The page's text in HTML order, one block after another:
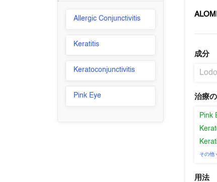
Allergic Conjunctivitis
Keratitis
Keratoconjunctivitis
Pink Eye
成分
治療
Pink
その他
用法